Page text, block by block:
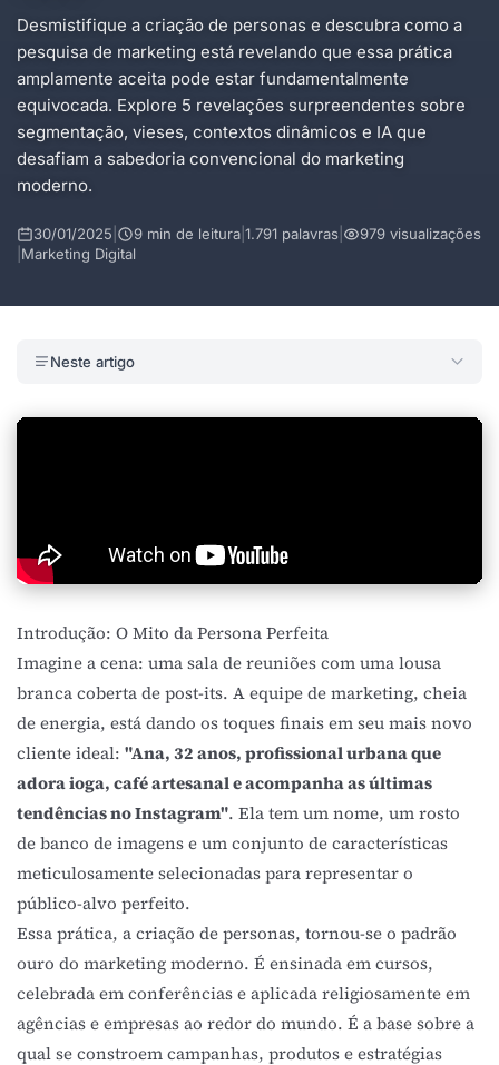
Desmistifique a criação de personas e descubra como a
pesquisa de marketing está revelando que essa prática
amplamente aceita pode estar fundamentalmente
equivocada. Explore 5 revelações surpreendentes sobre
segmentação, vieses, contextos dinâmicos e IA que
desafiam a sabedoria convencional do marketing
moderno.
30/01/2025 9 min de leitura 1.791 palavras
979 visualizações
Marketing Digital
Neste artigo
Introdução: O Mito da Persona Perfeita
Imagine a cena: uma sala de reuniões com uma lousa
branca coberta de post-its. A equipe de marketing, cheia
de energia, está dando os toques finais em seu mais novo
cliente ideal: "Ana, 32 anos, profissional urbana que
adora ioga, café artesanal e acompanha as últimas
tendências no Instagram". Ela tem um nome, um rosto
de banco de imagens e um conjunto de características
meticulosamente selecionadas para representar o
público-alvo perfeito.
Essa prática, a criação de personas, tornou-se o padrão
ouro do marketing moderno. É ensinada em cursos,
celebrada em conferências e aplicada religiosamente em
agências e empresas ao redor do mundo. É a base sobre a
qual se constroem campanhas, produtos e estratégias